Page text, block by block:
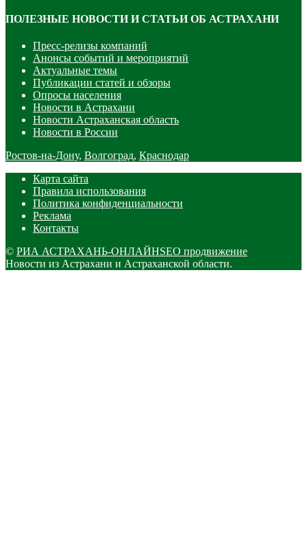
ПОЛЕЗНЫЕ НОВОСТИ И СТАТЬИ ОБ АСТРАХАНИ
Пресс-релизы компаний
Анонсы событий и мероприятий
Актуальные темы
Публикации статей и обзоры
Опросы населения
Новости в Астрахани
Новости Астраханская область
Новости в России
Ростов-на-Дону, Волгоград, Краснодар
Карта сайта
Правила использования
Политика конфиденциальности
Реклама
Контакты
© РИА АСТРАХАНЬ-ОНЛАЙНSEO продвижение
Новости из Астрахани и Астраханской области.